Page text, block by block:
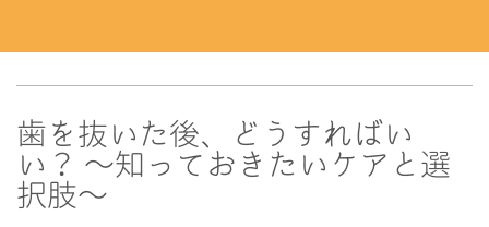
歯を抜いた後、どうすればい
い？ 〜知っておきたいケアと選
択肢〜